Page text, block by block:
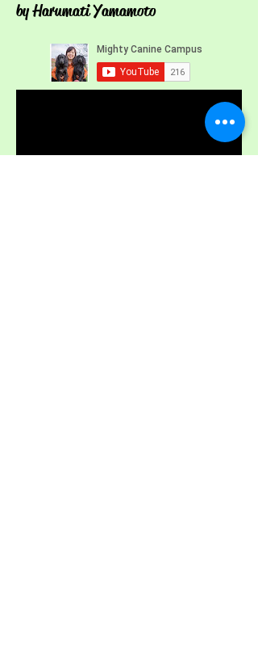
by Harumati Yamamoto